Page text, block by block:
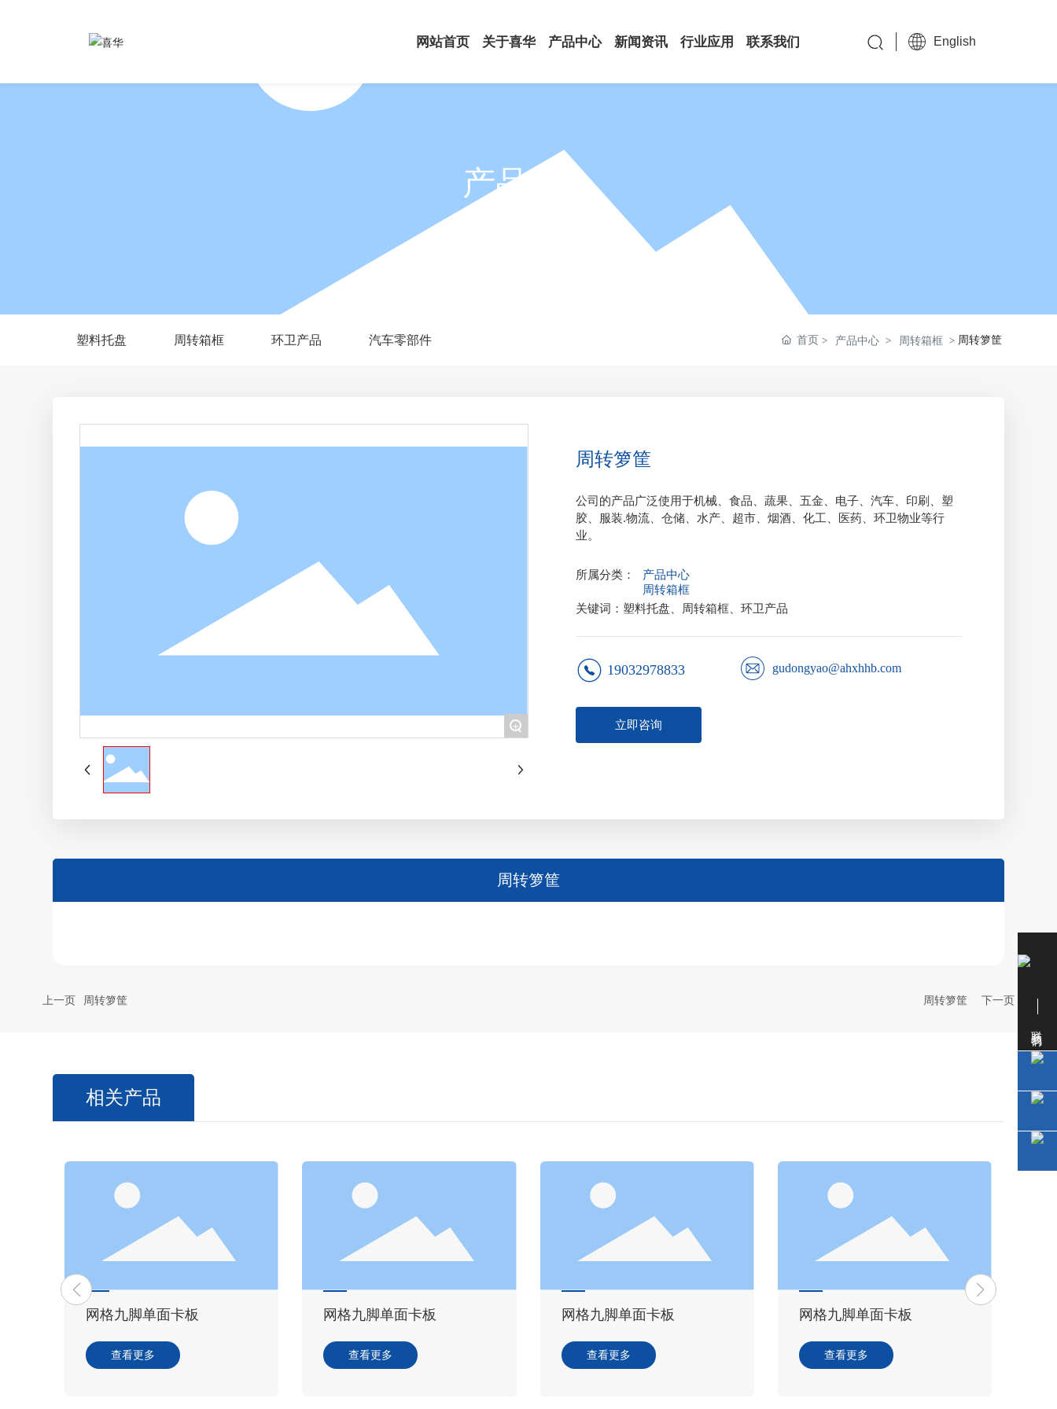
网站首页 关于喜华 产品中心 新闻资讯 行业应用 联系我们 English
产品中心
塑料托盘 周转箱框 环卫产品 汽车零部件 首页 产品中心 周转箱框 周转箩筐
+
周转箩筐
公司的产品广泛使用于机械、食品、蔬果、五金、电子、汽车、印刷、塑
胶、服装.物流、仓储、水产、超市、烟酒、化工、医药、环卫物业等行
业。
所属分类：
产品中心
周转箱框
关键词：塑料托盘、周转箱框、环卫产品
19032978833 gudongyao@ahxhhb.com
立即咨询
周转箩筐
上一页 周转箩筐 周转箩筐 下一页
相关产品
网格九脚单面卡板
查看更多
网格九脚单面卡板
查看更多
网格九脚单面卡板
查看更多
网格九脚单面卡板
查看更多